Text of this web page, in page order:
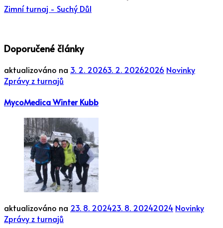
Zimní turnaj - Suchý Důl
Doporučené články
aktualizováno na 3. 2. 20263. 2. 20262026 Novinky
Zprávy z turnajů
MycoMedica Winter Kubb
aktualizováno na 23. 8. 202423. 8. 20242024 Novinky
Zprávy z turnajů